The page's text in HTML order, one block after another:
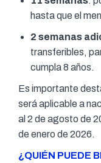
hasta que el
2 semanas
transferibles,
cumpla 8 años.
Es importante
será aplicable a
al 2 de agosto de
de enero de 2026.
¿QUIÉN PUEDE